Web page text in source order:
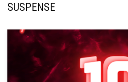
SUSPENSE